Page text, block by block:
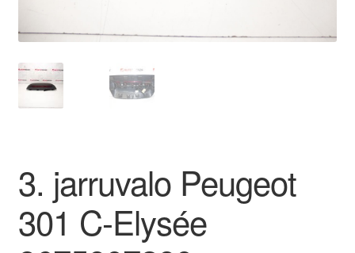
Tarkista
Tilini
Valitukset
3. jarruvalo Peugeot
301 C-Elysée